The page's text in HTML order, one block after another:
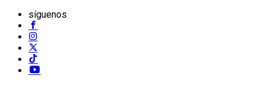
síguenos